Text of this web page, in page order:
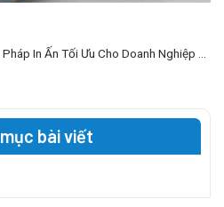
bài viết
In Ấn Tối Ưu Cho Doanh Nghiệp ...